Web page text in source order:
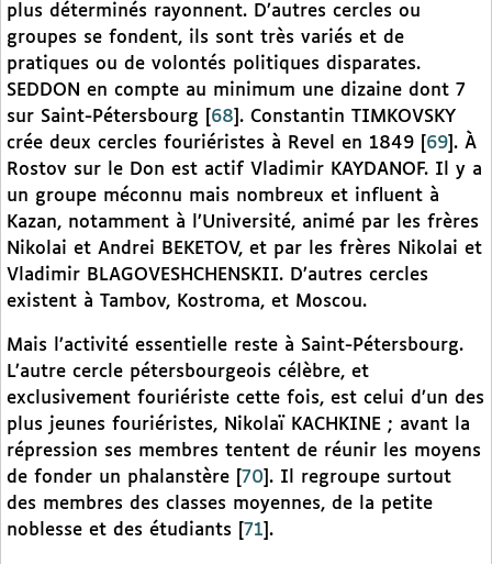
plus déterminés rayonnent. D’autres cercles ou
groupes se fondent, ils sont très variés et de
pratiques ou de volontés politiques disparates.
SEDDON en compte au minimum une dizaine dont 7
sur Saint-Pétersbourg
68 . Constantin TIMKOVSKY
crée deux cercles fouriéristes à Revel en 1849
69 . À
Rostov sur le Don est actif Vladimir KAYDANOF. Il y a
un groupe méconnu mais nombreux et influent à
Kazan, notamment à l’Université, animé par les frères
Nikolai et Andrei BEKETOV, et par les frères Nikolai et
Vladimir BLAGOVESHCHENSKII. D’autres cercles
existent à Tambov, Kostroma, et Moscou.
Mais l’activité essentielle reste à Saint-Pétersbourg.
L’autre cercle pétersbourgeois célèbre, et
exclusivement fouriériste cette fois, est celui d’un des
plus jeunes fouriéristes, Nikolaï KACHKINE ; avant la
répression ses membres tentent de réunir les moyens
de fonder un phalanstère
70 . Il regroupe surtout
des membres des classes moyennes, de la petite
noblesse et des étudiants
71 .